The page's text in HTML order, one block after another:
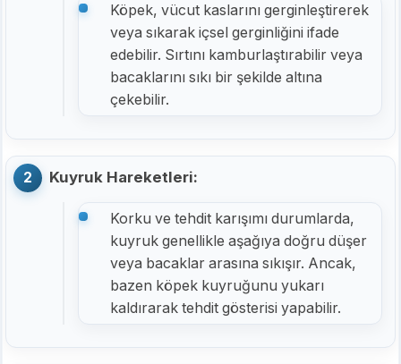
Köpek, vücut kaslarını gerginleştirerek
veya sıkarak içsel gerginliğini ifade
edebilir. Sırtını kamburlaştırabilir veya
bacaklarını sıkı bir şekilde altına
çekebilir.
Kuyruk Hareketleri:
Korku ve tehdit karışımı durumlarda,
kuyruk genellikle aşağıya doğru düşer
veya bacaklar arasına sıkışır. Ancak,
bazen köpek kuyruğunu yukarı
kaldırarak tehdit gösterisi yapabilir.